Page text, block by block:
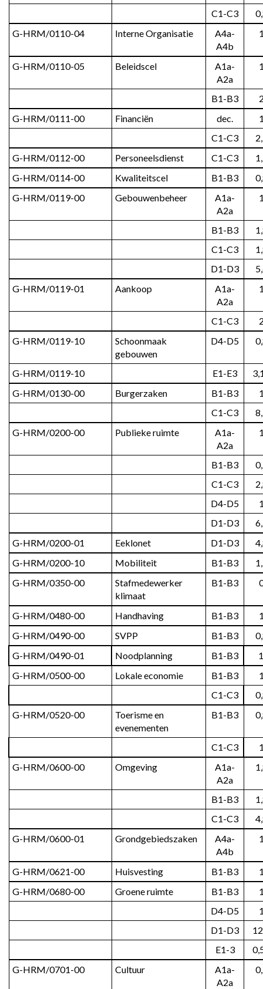
C1-C3
G-HRM/0110-04
Interne Organisatie
A4a-
A4b
G-HRM/0110-05 Beleidscel
A1a-
A2a
B1-B3
G-HRM/0111-00
Financiën dec.
C1-C3
G-HRM/0112-00
Personeelsdienst C1-C3
G-HRM/0114-00
Kwaliteitscel B1-B3
G-HRM/0119-00
Gebouwenbeheer
A1a-
A2a
B1-B3
C1-C3
D1-D3
G-HRM/0119-01
Aankoop
A1a-
A2a
C1-C3
G-HRM/0119-10
Schoonmaak
gebouwen
D4-D5
G-HRM/0119-10 E1-E3
G-HRM/0130-00
Burgerzaken B1-B3
C1-C3
G-HRM/0200-00
Publieke ruimte
A1a-
A2a
B1-B3
C1-C3
D4-D5
D1-D3
G-HRM/0200-01
Eeklonet D1-D3
G-HRM/0200-10
Mobiliteit B1-B3
G-HRM/0350-00
Stafmedewerker
klimaat
B1-B3
G-HRM/0480-00 Handhaving B1-B3
G-HRM/0490-00
SVPP B1-B3
G-HRM/0490-01
Noodplanning B1-B3
1
G-HRM/0500-00
Lokale economie B1-B3
C1-C3
G-HRM/0520-00
Toerisme en
evenementen
B1-B3
C1-C3
G-HRM/0600-00
Omgeving
A1a-
A2a
B1-B3
C1-C3
G-HRM/0600-01
Grondgebiedszaken
A4a-
A4b
G-HRM/0621-00 Huisvesting B1-B3
G-HRM/0680-00
Groene ruimte B1-B3
D4-D5
D1-D3
E1-3
G-HRM/0701-00
Cultuur
A1a-
A2a